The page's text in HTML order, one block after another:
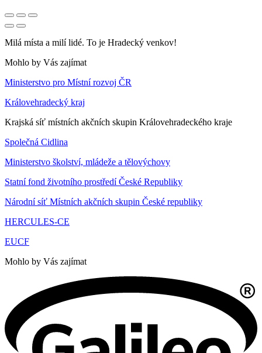
Milá místa a milí lidé. To je Hradecký venkov!
Mohlo by Vás zajímat
Ministerstvo pro Místní rozvoj ČR
Královehradecký kraj
Krajská síť místních akčních skupin Královehradeckého kraje
Společná Cidlina
Ministerstvo školství, mládeže a tělovýchovy
Statní fond životního prostředí České Republiky
Národní síť Místních akčních skupin České republiky
HERCULES-CE
EUCF
Mohlo by Vás zajímat